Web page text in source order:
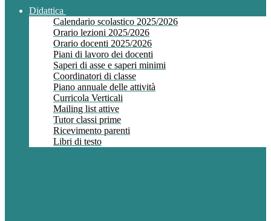
Didattica
Calendario scolastico 2025/2026
Orario lezioni 2025/2026
Orario docenti 2025/2026
Piani di lavoro dei docenti
Saperi di asse e saperi minimi
Coordinatori di classe
Piano annuale delle attività
Curricola Verticali
Mailing list attive
Tutor classi prime
Ricevimento parenti
Libri di testo